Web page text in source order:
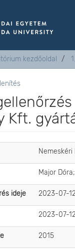
kezdőoldal
Kft.
Major
ideje 2023-07-
2023-07-
2015